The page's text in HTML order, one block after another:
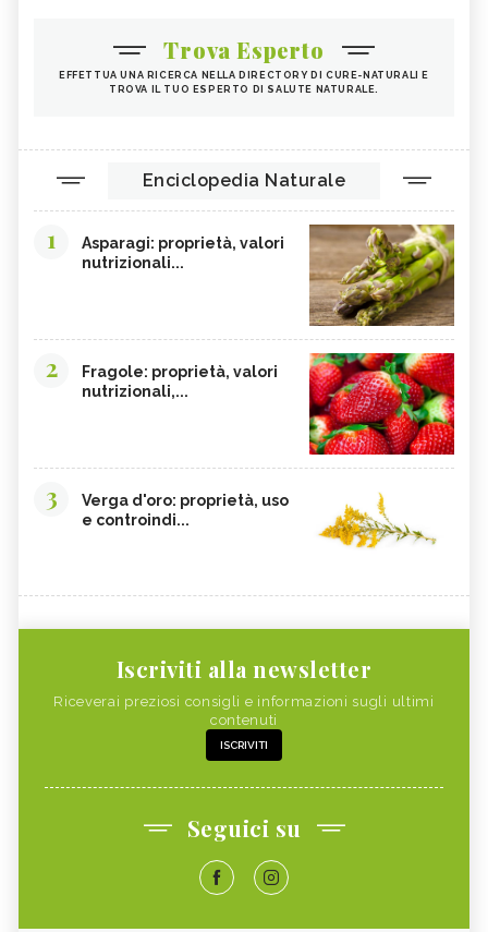
Trova Esperto
EFFETTUA UNA RICERCA NELLA DIRECTORY DI CURE-NATURALI E
TROVA IL TUO ESPERTO DI SALUTE NATURALE.
Enciclopedia Naturale
1
Asparagi: proprietà, valori
nutrizionali...
2
Fragole: proprietà, valori
nutrizionali,...
3
Verga d'oro: proprietà, uso
e controindi...
Iscriviti alla newsletter
Riceverai preziosi consigli e informazioni sugli ultimi
contenuti
ISCRIVITI
Seguici su